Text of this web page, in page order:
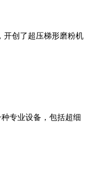
开创了超压梯形磨粉机
专业设备，包括超细